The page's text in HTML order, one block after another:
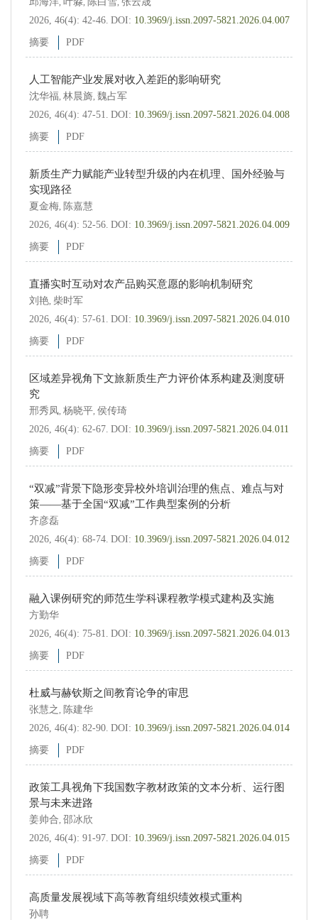
, , ,
2026, 46(4): 42-46. DOI: 10.3969/j.issn.2097-5821.2026.04.007
摘要 PDF
人工智能产业发展对收入差距的影响研究
沈华福, 林晨旖, 魏占军
2026, 46(4): 47-51. DOI: 10.3969/j.issn.2097-5821.2026.04.008
摘要 PDF
新质生产力赋能产业转型升级的内在机理、国外经验与
实现路径
夏金梅, 陈嘉慧
2026, 46(4): 52-56. DOI: 10.3969/j.issn.2097-5821.2026.04.009
摘要 PDF
直播实时互动对农产品购买意愿的影响机制研究
刘艳, 柴时军
2026, 46(4): 57-61. DOI: 10.3969/j.issn.2097-5821.2026.04.010
摘要 PDF
区域差异视角下文旅新质生产力评价体系构建及测度研
究
邢秀凤, 杨晓平, 侯传琦
2026, 46(4): 62-67. DOI: 10.3969/j.issn.2097-5821.2026.04.011
摘要 PDF
“双减”背景下隐形变异校外培训治理的焦点、难点与对
策——基于全国“双减”工作典型案例的分析
齐彦磊
2026, 46(4): 68-74. DOI: 10.3969/j.issn.2097-5821.2026.04.012
摘要 PDF
融入课例研究的师范生学科课程教学模式建构及实施
方勤华
2026, 46(4): 75-81. DOI: 10.3969/j.issn.2097-5821.2026.04.013
摘要 PDF
杜威与赫钦斯之间教育论争的审思
张慧之, 陈建华
2026, 46(4): 82-90. DOI: 10.3969/j.issn.2097-5821.2026.04.014
摘要 PDF
政策工具视角下我国数字教材政策的文本分析、运行图
景与未来进路
姜帅合, 邵冰欣
2026, 46(4): 91-97. DOI: 10.3969/j.issn.2097-5821.2026.04.015
摘要 PDF
高质量发展视域下高等教育组织绩效模式重构
孙聘